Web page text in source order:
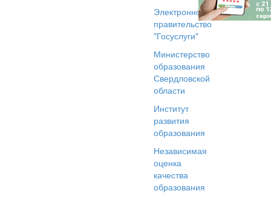
Электронное
правительство
"Госуслуги"
Министерство
образования
Свердловской
области
Институт
развития
образования
Независимая
оценка
качества
образования